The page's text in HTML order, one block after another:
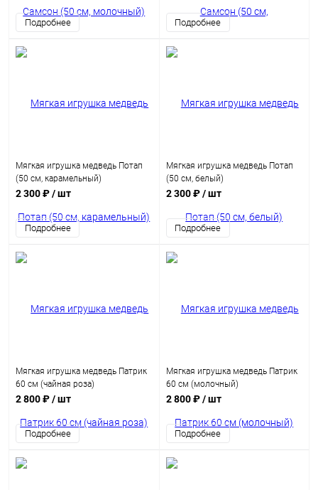
Подробнее Подробнее
Мягкая игрушка медведь Потап
(50 см, карамельный)
2 300 ₽/ шт
Подробнее
Мягкая игрушка медведь Потап
(50 см, белый)
2 300 ₽/ шт
Подробнее
Мягкая игрушка медведь Патрик
60 см (чайная роза)
2 800 ₽/ шт
Подробнее
Мягкая игрушка медведь Патрик
60 см (молочный)
2 800 ₽/ шт
Подробнее